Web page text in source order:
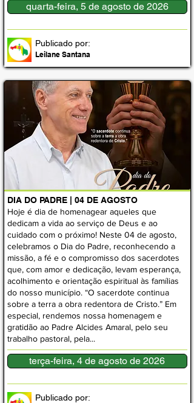
quarta-feira, 5 de agosto de 2026
Leilane Santana
Publicado por:
DIA DO PADRE | 04 DE AGOSTO
Hoje é dia de homenagear aqueles que
dedicam a vida ao serviço de Deus e ao
cuidado com o próximo! Neste 04 de agosto,
celebramos o Dia do Padre, reconhecendo a
missão, a fé e o compromisso dos sacerdotes
que, com amor e dedicação, levam esperança,
acolhimento e orientação espiritual às famílias
do nosso município. “O sacerdote continua
sobre a terra a obra redentora de Cristo.” Em
especial, rendemos nossa homenagem e
gratidão ao Padre Alcides Amaral, pelo seu
trabalho pastoral, pela...
terça-feira, 4 de agosto de 2026
Publicado por: